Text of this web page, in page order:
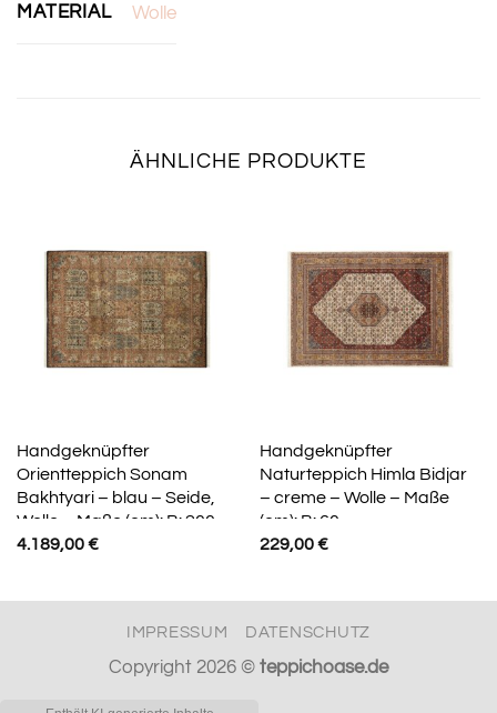
MATERIAL Wolle
ÄHNLICHE PRODUKTE
Handgeknüpfter
Orientteppich Sonam
Bakhtyari – blau – Seide,
Wolle – Maße (cm): B: 200
4.189,00€
Handgeknüpfter
Naturteppich Himla Bidjar
– creme – Wolle – Maße
(cm): B: 60
229,00€
IMPRESSUM DATENSCHUTZ
Copyright 2026 © teppichoase.de